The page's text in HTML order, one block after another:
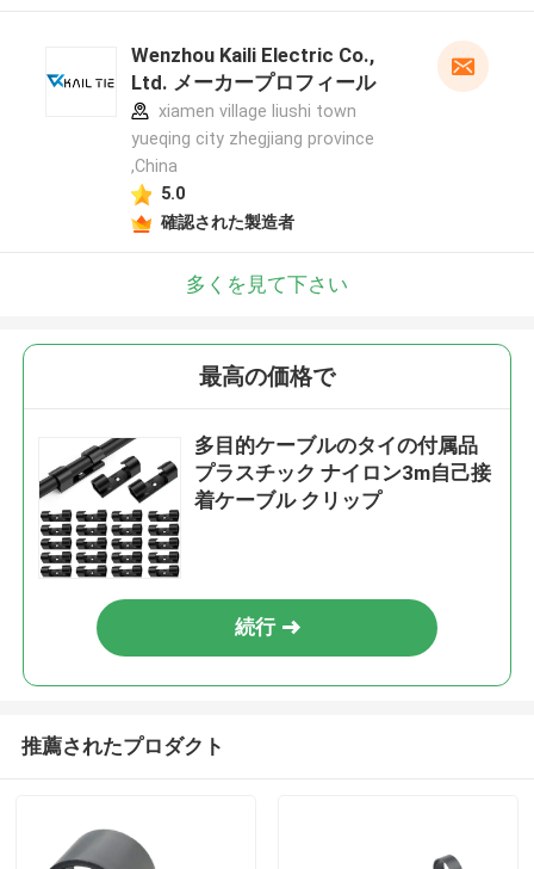
Wenzhou Kaili Electric Co.,
Ltd. メーカープロフィール
xiamen village liushi town
yueqing city zhegjiang province
,China
5.0
確認された製造者
多くを見て下さい
最高の価格で
多目的ケーブルのタイの付属品
プラスチック ナイロン3m自己接
着ケーブル クリップ
続行
推薦されたプロダクト